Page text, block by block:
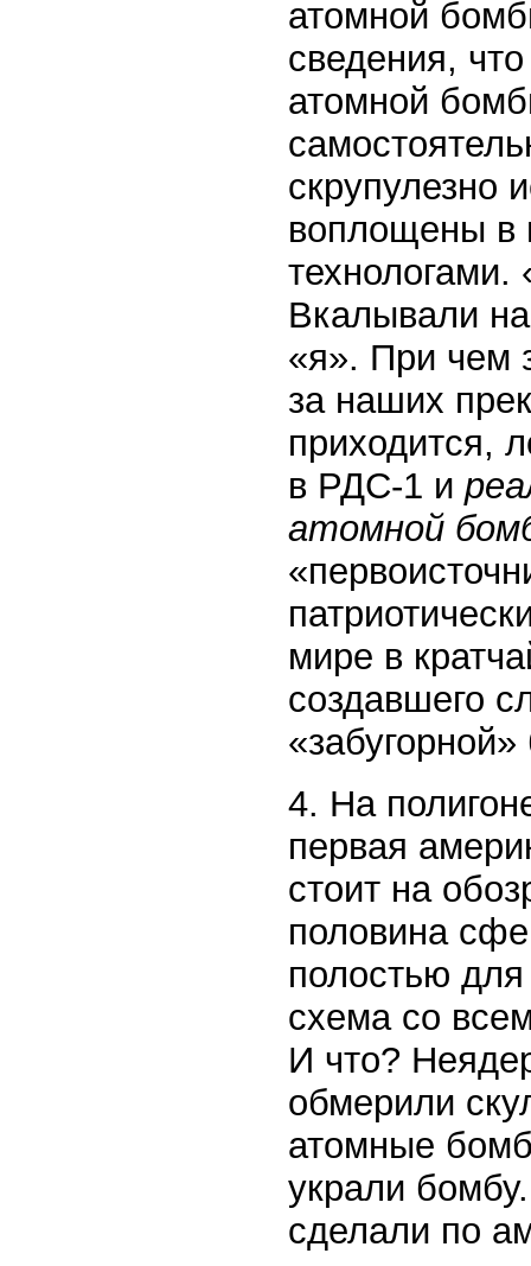
атомной
сведения,
атомной
скрупулезно
воплощены в
технологами.
Вкалывали
«я». При чем
за наших
приходится,
в РДС-1 и
атомной
мире в
создавшего
4. На
первая
стоит на
половина
полостью
схема со
И что?
обмерили
атомные
украли
сделали по